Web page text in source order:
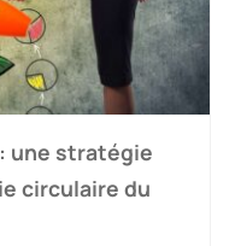
une stratégie
circulaire du